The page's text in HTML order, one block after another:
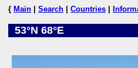
{ Main Search Countries
53°N 68°E